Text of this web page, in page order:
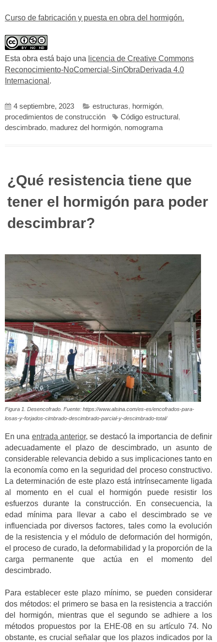
Curso de fabricación y puesta en obra del hormigón.
Esta obra está bajo una licencia de Creative Commons
Reconocimiento-NoComercial-SinObraDerivada 4.0
Internacional .
4 septiembre, 2023 estructuras, hormigón,
procedimientos de construcción
Código estructural ,
descimbrado, madurez del hormigón, nomograma
¿Qué resistencia tiene que
tener el hormigón para poder
descimbrar?
Figura 1. Desencofrado. Fuente: https://www.alsina.com/es-es/encofrados-para-
losas-y-forjados-cimbrado-descimbrado-parcial-y-descimbrado-total/
En una entrada anterior, se destacó la importancia de definir
adecuadamente el plazo de descimbrado, un asunto de
considerable relevancia debido a sus implicaciones tanto en
la economía como en la seguridad del proceso constructivo.
La determinación de este plazo está intrínsecamente ligada
al momento en el cual el hormigón puede resistir los
esfuerzos durante la construcción. En consecuencia, la
edad mínima para llevar a cabo el descimbrado se ve
influenciada por diversos factores, tales como la evolución
de la resistencia y el módulo de deformación del hormigón,
el proceso de curado, la deformabilidad y la proporción de la
carga permanente que actúa en el momento del
descimbrado.
Para establecer este plazo mínimo, se pueden considerar
dos métodos: el primero se basa en la resistencia a tracción
del hormigón, mientras que el segundo se adhiere a los
métodos propuestos por la EHE-08 en su artículo 74. No
obstante, es crucial señalar que los plazos indicados por la